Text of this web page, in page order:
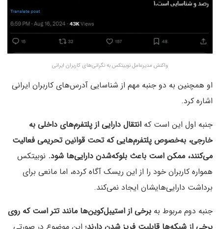
واکنش مدیرعامل نوبیتکس به نگرانی‌های کاربران ایرانی
او همچنین به دو جنبه مهم از شناسایی آدرس‌های کاربران ایرانی
اشاره کرد.
جنبه اول این است که انتقال دارایی از پلتفرم‌های داخلی به
خارجی، به‌خصوص پلتفرم‌هایی که تحت قوانین تحریمی فعالیت
می‌کنند، ممکن است باعث بلوکه‌شدن دارایی‌ها شود. نوبیتکس
همواره کاربران خود را از این ریسک آگاه کرده، اما مانعی برای
برداشت دارایی‌هایشان ایجاد نمی‌کند.
جنبه دوم مربوط به برخی از استیبل‌کوین‌ها مانند تتر است که روی